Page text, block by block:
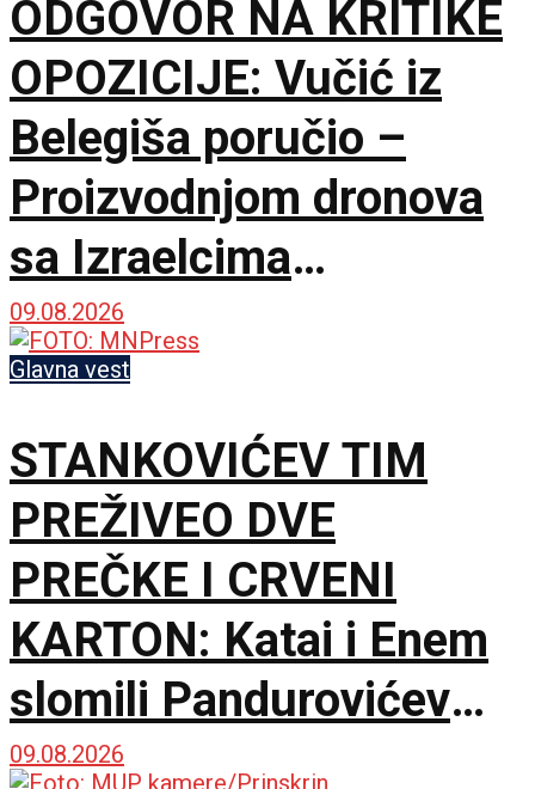
ODGOVOR NA KRITIKE
OPOZICIJE: Vučić iz
Belegiša poručio –
Proizvodnjom dronova
sa Izraelcima
postajemo vojna sila
09.08.2026
Glavna vest
STANKOVIĆEV TIM
PREŽIVEO DVE
PREČKE I CRVENI
KARTON: Katai i Enem
slomili Pandurovićev
bedem, Pazarci
09.08.2026